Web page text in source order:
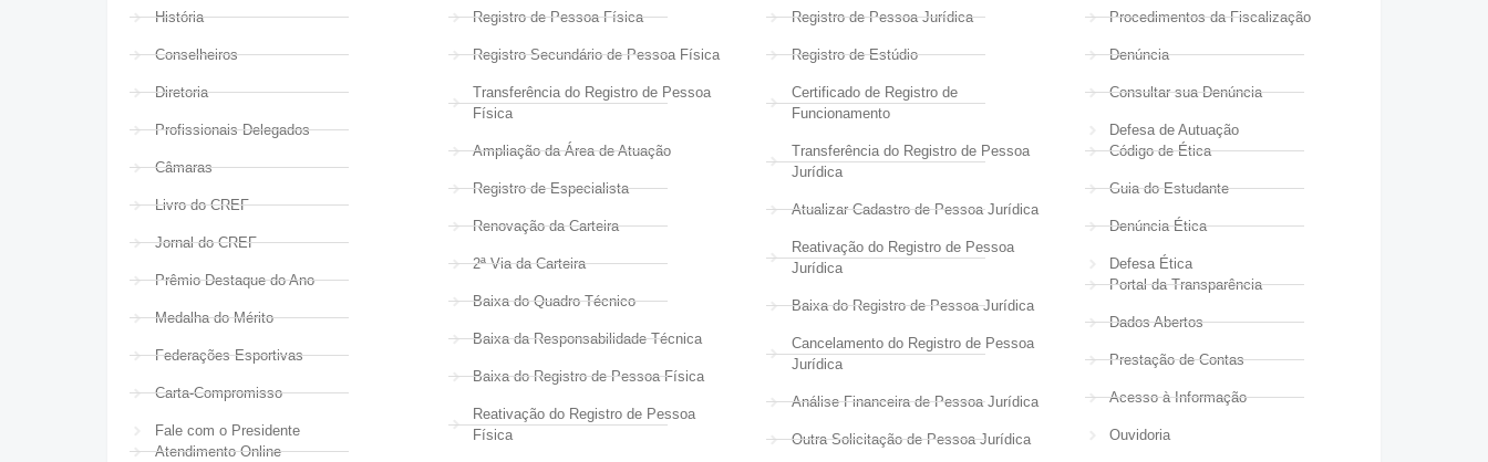
História
Conselheiros
Diretoria
Profissionais Delegados
Câmaras
Livro do CREF
Jornal do CREF
Prêmio Destaque do Ano
Medalha do Mérito
Federações Esportivas
Carta-Compromisso
Fale com o Presidente
Atendimento Online
Registro de Pessoa Física
Registro Secundário de Pessoa Física
Transferência do Registro de Pessoa
Física
Ampliação da Área de Atuação
Registro de Especialista
Renovação da Carteira
2ª Via da Carteira
Baixa do Quadro Técnico
Baixa da Responsabilidade Técnica
Baixa do Registro de Pessoa Física
Reativação do Registro de Pessoa
Física
Registro de Pessoa Jurídica
Registro de Estúdio
Certificado de Registro de
Funcionamento
Transferência do Registro de Pessoa
Jurídica
Atualizar Cadastro de Pessoa Jurídica
Reativação do Registro de Pessoa
Jurídica
Baixa do Registro de Pessoa Jurídica
Cancelamento do Registro de Pessoa
Jurídica
Análise Financeira de Pessoa Jurídica
Outra Solicitação de Pessoa Jurídica
Procedimentos da Fiscalização
Denúncia
Consultar sua Denúncia
Defesa de Autuação
Código de Ética
Guia do Estudante
Denúncia Ética
Defesa Ética
Portal da Transparência
Dados Abertos
Prestação de Contas
Acesso à Informação
Ouvidoria